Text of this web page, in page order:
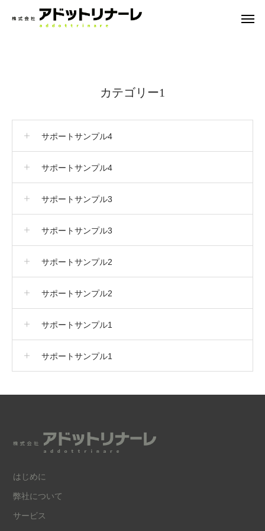
カテゴリー1
カテゴリー1
サポートサンプル4
サポートサンプル4
サポートサンプル3
サポートサンプル3
サポートサンプル2
サポートサンプル2
サポートサンプル1
サポートサンプル1
はじめに
弊社について
サービス